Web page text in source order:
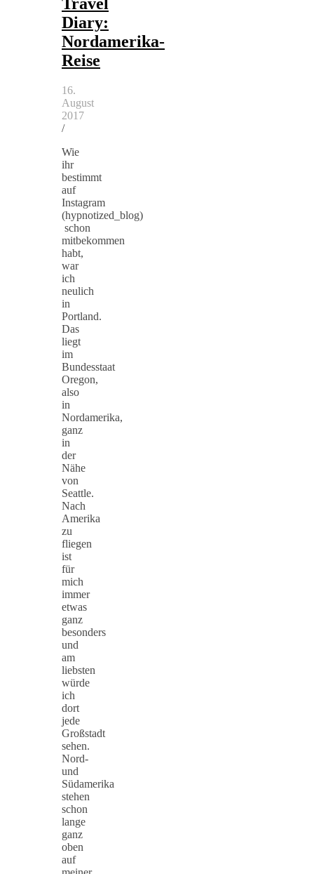
Diary:
Nordamerika-
Reise
16.
August
2017
/
Wie
ihr
bestimmt
auf
Instagram
(hypnotized_blog)
schon
mitbekommen
habt,
war
ich
neulich
in
Portland.
Das
liegt
im
Bundesstaat
Oregon,
also
in
Nordamerika,
ganz
in
der
Nähe
von
Seattle.
Nach
Amerika
zu
fliegen
ist
für
mich
immer
etwas
ganz
besonders
und
am
liebsten
würde
ich
dort
jede
Großstadt
sehen.
Nord-
und
Südamerika
stehen
schon
lange
ganz
oben
auf